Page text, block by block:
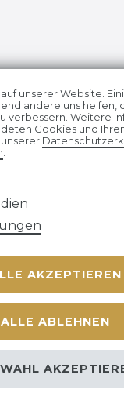
Rechte vorbehalten. | *
zzgl.Versandkosten
unserer Website.
andere uns helfen,
verbessern. Weitere
Cookies und
.
AKZEPTIEREN
ALLE ABLEHNEN